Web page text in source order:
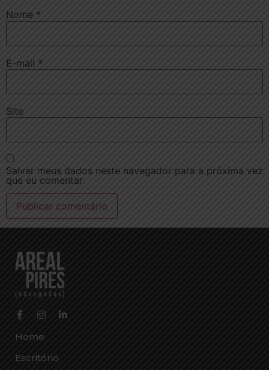
Nome *
E-mail *
Site
Salvar meus dados neste navegador para a próxima vez
que eu comentar.
Home
Escritório